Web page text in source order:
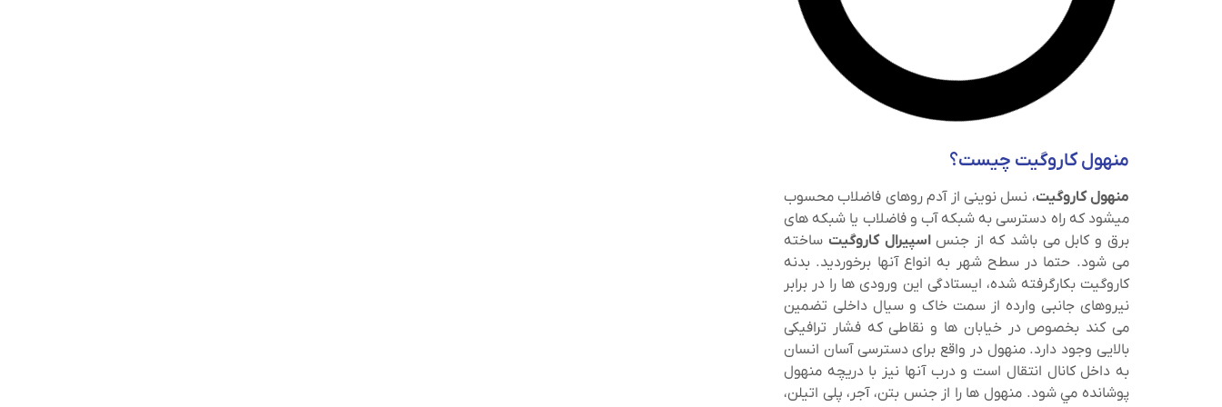
منهول کاروگیت چیست؟
منهول کاروگیت، نسل نوینی از آدم روهای فاضلاب محسوب
میشود که راه دسترسی به شبکه آب و فاضلاب یا شبکه های
برق و کابل می باشد که از جنساسپیرال کاروگیت ساخته
می شود. حتما در سطح شهر به انواع آنها برخوردید. بدنه
کاروگیت بکارگرفته شده، ایستادگی این ورودی ها را در برابر
نیروهای جانبی وارده از سمت خاک و سیال داخلی تضمین
می‌ کند بخصوص در خیابان ها و نقاطی که فشار ترافیکی
بالایی وجود دارد. منهول در واقع برای دسترسی آسان انسان
به داخل کانال انتقال است و درب آنها نيز با دریچه منهول
پوشانده مي شود. منهول ‌ها را از جنس بتن، آجر، پلی اتیلن،